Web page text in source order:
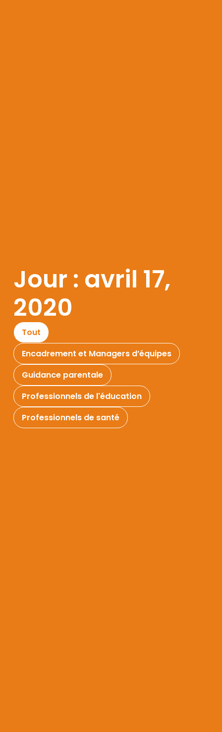
Jour : avril 17,
2020
Encadrement et Managers d’équipes
Guidance parentale
Professionnels de l'éducation
Professionnels de santé
Tout